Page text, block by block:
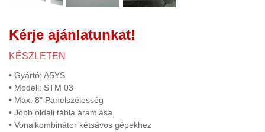
FÉMGŐZÖLÉS PVD TECHNOLÓGIA
FÉMMEGMUNKÁLÁS
FORGÁCS KIHORDÓ, FORGÁCS
CENTRIFUGA LEVÁLASZTÓ
FŰTÉS (3)
Kérje ajánlatunkat!
KÉSZLETEN
• Gyártó: ASYS
• Modell: STM 03
• Max. 8" Panelszélesség
• Jobb oldali tábla áramlása
• Vonalkombinátor kétsávos gépekhez